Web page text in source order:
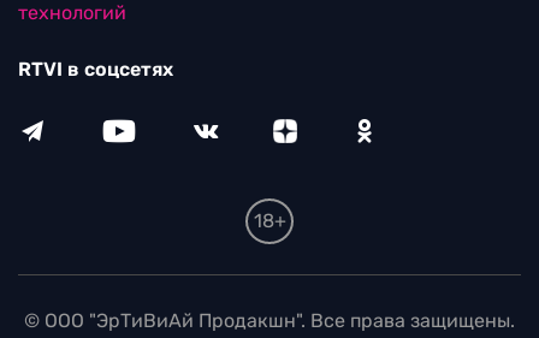
технологий
RTVI в соцсетях
18+
© ООО "ЭрТиВиАй Продакшн". Все права защищены.